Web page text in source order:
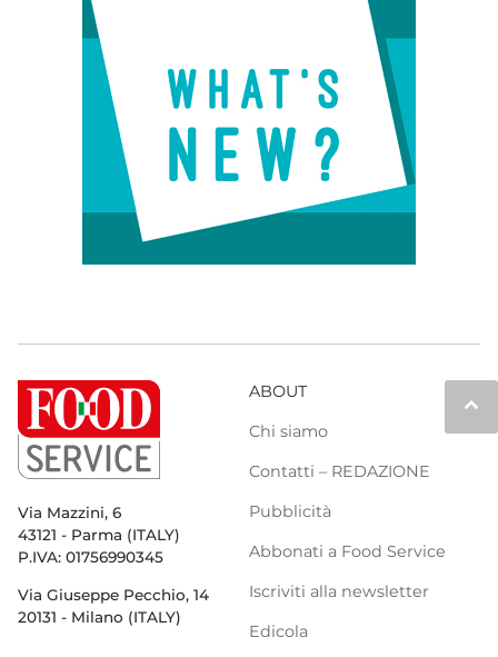
keyboard_arrow_up
Via Mazzini, 6
43121 - Parma (ITALY)
P.IVA: 01756990345
Via Giuseppe Pecchio, 14
20131 - Milano (ITALY)
ABOUT
Chi siamo
Contatti – REDAZIONE
Pubblicità
Abbonati a Food Service
Iscriviti alla newsletter
Edicola